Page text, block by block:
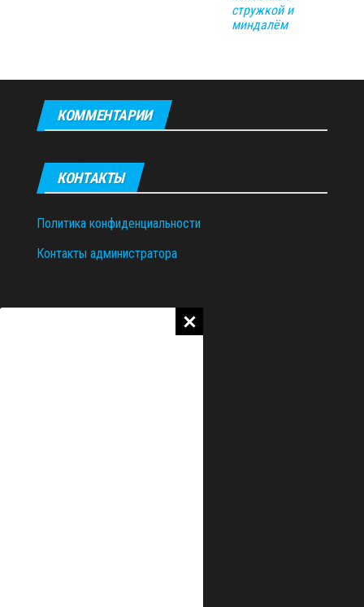
стружкой и
миндалём
КОММЕНТАРИИ
КОНТАКТЫ
Политика конфиденциальности
Контакты администратора